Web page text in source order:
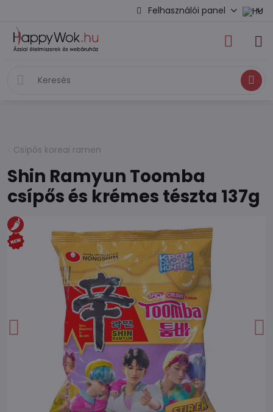
Felhasználói panel
Keresés
Csípős koreai ramen
Shin Ramyun Toomba
csípős és krémes tészta 137g